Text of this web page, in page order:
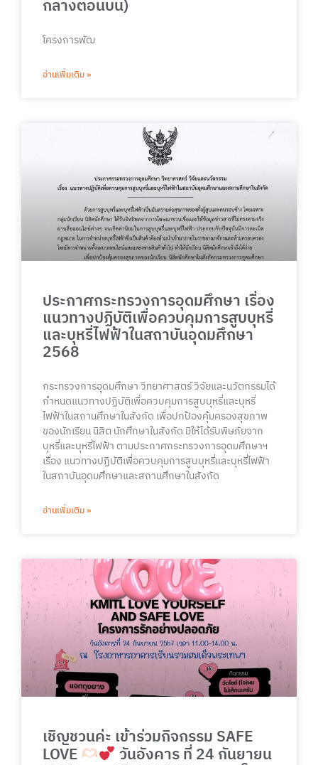
กลางตอนบน)
โครงการพัฒ
อ่านเพิ่มเติม »
ประกาศกระทรวงการอุดมศึกษา เรื่อง
แนวทางปฏิบัติเพื่อควบคุมการสูบบุหรี่
และบุหรี่ไฟฟ้าในสถาบันอุดมศึกษา
2568
กระทรวงการอุดมศึกษา วิทยาศาสตร์ วิจัยและนวัตกรรมได้
กำหนดแนวทางปฏิบัติเพื่อควบคุมการสูบบุหรี่และบุหรี่
ไฟฟ้าในสถานศึกษาในสังกัด เพื่อปกป้องคุ้มครองสุขภาพ
ของนักเรียน นิสิต นักศึกษาในสังกัด มิให้ได้รับพิษภัยจาก
บุหรี่และบุหรี่ไฟฟ้า ตามประกาศกระทรวงการอุดมศึกษาฯ
เรื่อง แนวทางปฏิบัติเพื่อควบคุมการสูบบุหรี่และบุหรี่ไฟฟ้า
ในสถาบันอุดมศึกษาและสถานศึกษาในสังกัด
อ่านเพิ่มเติม »
เชิญชวนค่ะ เข้าร่วมกิจกรรม SAFE
LOVE วันอังคาร ที่ 24 กันยายน